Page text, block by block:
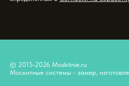
© 2015-2026 Moskitnie.ru
Москитные системы - замер,